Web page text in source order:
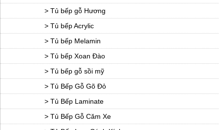
> Tủ bếp gỗ Hương
> Tủ bếp Acrylic
> Tủ bếp Melamin
> Tủ bếp Xoan Đào
> Tủ bếp gỗ sồi mỹ
> Tủ Bếp Gỗ Gõ Đỏ
> Tủ Bếp Laminate
> Tủ Bếp Gỗ Căm Xe